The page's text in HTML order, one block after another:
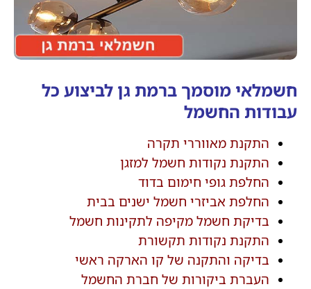
חשמלאי מוסמך ברמת גן לביצוע כל
עבודות החשמל
התקנת מאווררי תקרה
התקנת נקודות חשמל למזגן
החלפת גופי חימום בדוד
החלפת אביזרי חשמל ישנים בבית
בדיקת חשמל מקיפה לתקינות חשמל
התקנת נקודות תקשורת
בדיקה והתקנה של קו הארקה ראשי
העברת ביקורות של חברת החשמל